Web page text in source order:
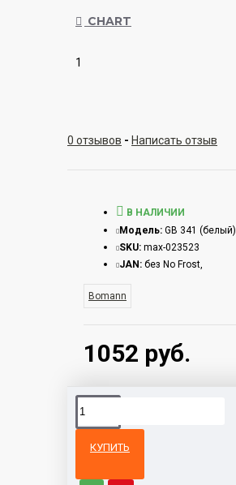
CHART
1
0 отзывов - Написать отзыв
1052 руб.
В НАЛИЧИИ
Модель: GB 341 (белый)
SKU: max-023523
JAN: без No Frost,
Bomann
КУПИТЬ
категории